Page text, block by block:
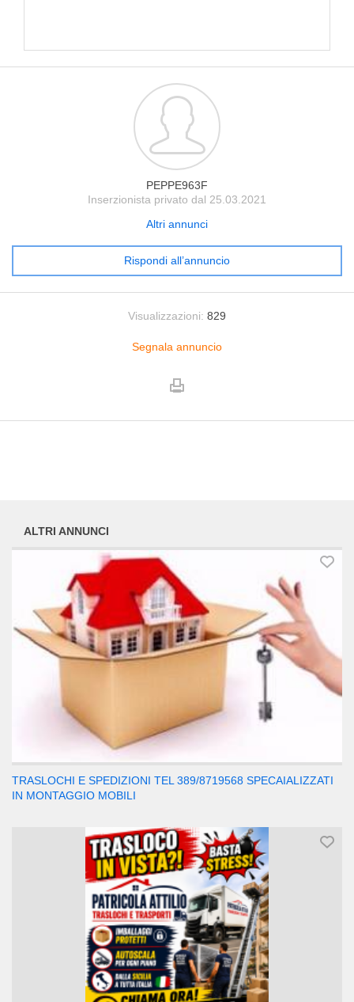
PEPPE963F
Inserzionista privato dal 25.03.2021
Altri annunci
Rispondi all’annuncio
Visualizzazioni: 829
Segnala annuncio
ALTRI ANNUNCI
TRASLOCHI E SPEDIZIONI TEL 389/8719568 SPECAIALIZZATI
IN MONTAGGIO MOBILI